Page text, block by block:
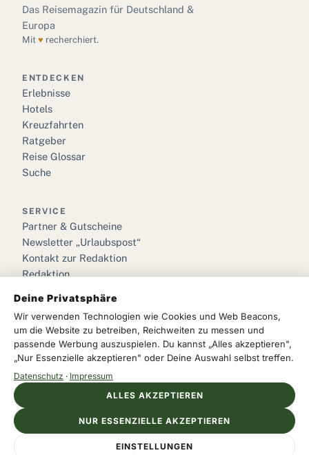
Das Reisemagazin für Deutschland &
Europa
Mit ♥ recherchiert.
ENTDECKEN
Erlebnisse
Hotels
Kreuzfahrten
Ratgeber
Reise Glossar
Suche
SERVICE
Partner & Gutscheine
Newsletter „Urlaubspost“
Kontakt zur Redaktion
Redaktion
RECHTLICHES
Impressum
Datenschutz
Cookie-Einstellungen
© 2026 we love urlaub · Das Reisemagazin für Deutschland &
Europa
DatenschutzCookies
Anzeige
Deine Privatsphäre
Wir verwenden Technologien wie Cookies und Web Beacons,
um die Website zu betreiben, Reichweiten zu messen und
passende Werbung auszuspielen. Du kannst „Alles akzeptieren",
„Nur Essenzielle akzeptieren" oder Deine Auswahl selbst treffen.
Datenschutz · Impressum
EINSTELLUNGEN
NUR ESSENZIELLE AKZEPTIEREN
ALLES AKZEPTIEREN